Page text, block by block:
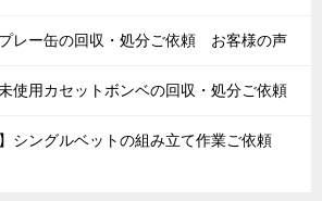
プレー缶の回収・処分ご依頼 お客様の声
使用カセットボンベの回収・処分ご依頼
】シングルベットの組み立て作業ご依頼